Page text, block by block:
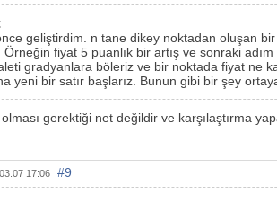
geliştirdim. n tane dikey noktadan oluşan
fiyat 5 puanlık bir artış ve sonraki
gradyanlara böleriz ve bir noktada fiyat ne
yeni bir satır başlarız. Bunun gibi bir şey
gerektiği net değildir ve karşılaştırma
17:06 #9